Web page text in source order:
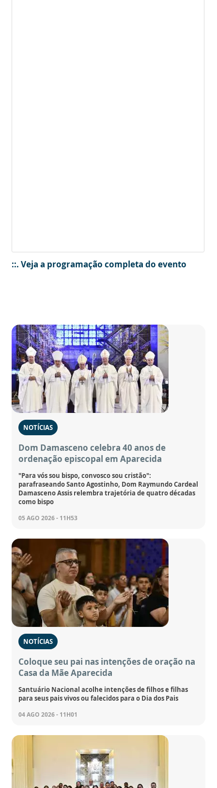
::. Veja a programação completa do evento
NOTÍCIAS
Dom Damasceno celebra 40 anos de
ordenação episcopal em Aparecida
"Para vós sou bispo, convosco sou cristão":
parafraseando Santo Agostinho, Dom Raymundo Cardeal
Damasceno Assis relembra trajetória de quatro décadas
como bispo
05 AGO 2026 - 11H53
NOTÍCIAS
Coloque seu pai nas intenções de oração na
Casa da Mãe Aparecida
Santuário Nacional acolhe intenções de filhos e filhas
para seus pais vivos ou falecidos para o Dia dos Pais
04 AGO 2026 - 11H01